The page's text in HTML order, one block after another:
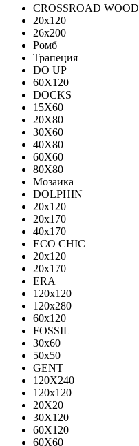
CROSSROAD WOOD
20х120
26х200
Ромб
Трапеция
DO UP
60X120
DOCKS
15X60
20X80
30X60
40X80
60X60
80X80
Мозаика
DOLPHIN
20x120
20x170
40x170
ECO CHIC
20х120
20х170
ERA
120x120
120x280
60x120
FOSSIL
30x60
50x50
GENT
120X240
120х120
20X20
30X120
60X120
60X60